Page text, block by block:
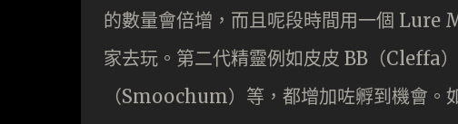
的數量會倍增，而且呢段時間用一個 Lure
家去玩。第二代精靈例如皮皮 BB（
（Smoochum）等，都增加咗孵到機會